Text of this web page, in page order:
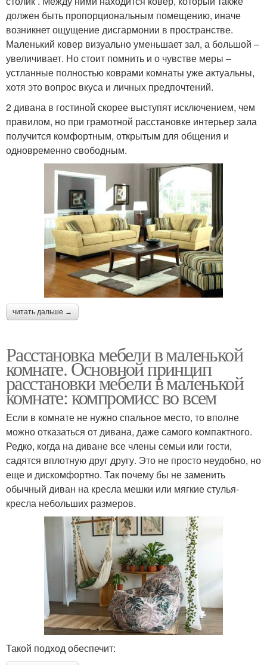
должен быть пропорциональным помещению, иначе
возникнет ощущение дисгармонии в пространстве.
Маленький ковер визуально уменьшает зал, а большой –
увеличивает. Но стоит помнить и о чувстве меры –
устланные полностью коврами комнаты уже актуальны,
хотя это вопрос вкуса и личных предпочтений.
2 дивана в гостиной скорее выступят исключением, чем
правилом, но при грамотной расстановке интерьер зала
получится комфортным, открытым для общения и
одновременно свободным.
читать дальше →
Расстановка мебели в маленькой
комнате. Основной принцип
расстановки мебели в маленькой
комнате: компромисс во всем
Если в комнате не нужно спальное место, то вполне
можно отказаться от дивана, даже самого компактного.
Редко, когда на диване все члены семьи или гости,
садятся вплотную друг другу. Это не просто неудобно, но
еще и дискомфортно. Так почему бы не заменить
обычный диван на кресла мешки или мягкие стулья-
кресла небольших размеров.
Такой подход обеспечит: